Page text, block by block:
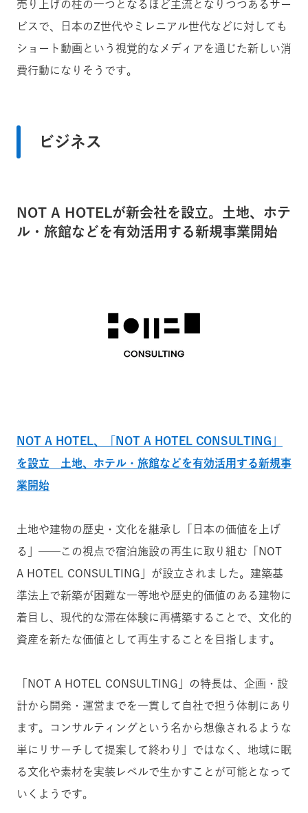
売り上げの柱の一つとなるほど主流となりつつあるサー
ビスで、日本のZ世代やミレニアル世代などに対しても
ショート動画という視覚的なメディアを通じた新しい消
費行動になりそうです。
ビジネス
NOT A HOTELが新会社を設立。土地、ホテ
ル・旅館などを有効活用する新規事業開始
NOT A HOTEL、「NOT A HOTEL CONSULTING」
を設立 土地、ホテル・旅館などを有効活用する新規事
業開始
土地や建物の歴史・文化を継承し「日本の価値を上げ
る」──この視点で宿泊施設の再生に取り組む「NOT
A HOTEL CONSULTING」が設立されました。建築基
準法上で新築が困難な一等地や歴史的価値のある建物に
着目し、現代的な滞在体験に再構築することで、文化的
資産を新たな価値として再生することを目指します。
「NOT A HOTEL CONSULTING」の特長は、企画・設
計から開発・運営までを一貫して自社で担う体制にあり
ます。コンサルティングという名から想像されるような
単にリサーチして提案して終わり」ではなく、地域に眠
る文化や素材を実装レベルで生かすことが可能となって
いくようです。